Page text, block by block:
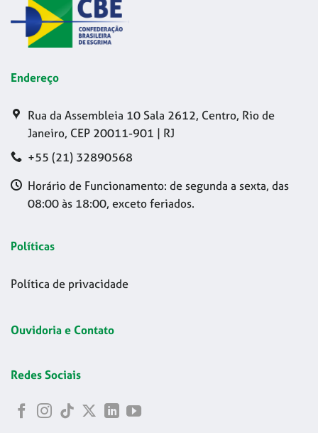
Endereço
Rua da Assembleia 10 Sala 2612, Centro, Rio de
Janeiro, CEP 20011-901 | RJ
+55 (21) 32890568
Horário de Funcionamento: de segunda a sexta, das
08:00 às 18:00, exceto feriados.
Políticas
Política de privacidade
Ouvidoria e Contato
Redes Sociais